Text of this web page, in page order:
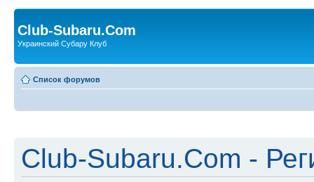
Club-Subaru.Com
Украинский Субару Клуб
Список форумов
Club-Subaru.Com -